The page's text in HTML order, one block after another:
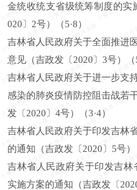
金统收统支省级统筹制度的实
020〕 2号）（5·8）
吉林省人民政府关于全面推进
意见（吉政发〔2020〕 3号）（
吉林省人民政府关于进一步支
感染的肺炎疫情防控阻击战若
发〔2020〕 4号）（3·4）
吉林省人民政府关于印发吉林
的通知（吉政发〔2020〕 5号）
吉林省人民政府关于印发吉林
实施方案的通知（吉政发〔